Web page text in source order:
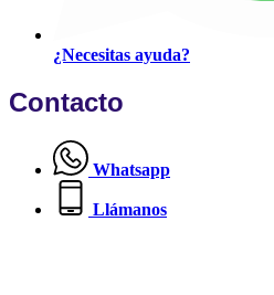
¿Necesitas ayuda?
Contacto
Whatsapp
Llámanos